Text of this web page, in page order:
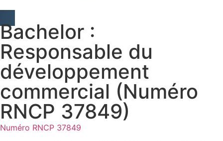
Bachelor :
Responsable du
développement
commercial (Numéro
RNCP 37849)
Numéro RNCP 37849